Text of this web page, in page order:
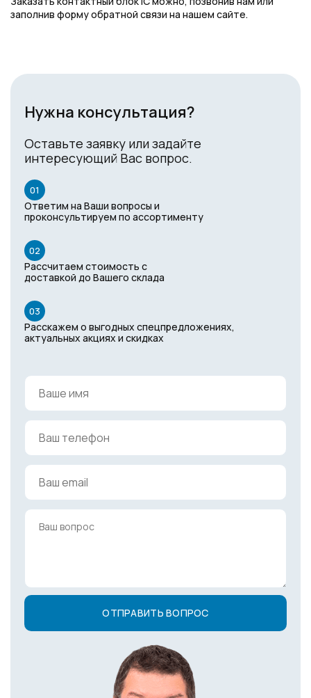
заполнив форму обратной связи на нашем сайте.
Нужна консультация?
Оставьте заявку или задайте
интересующий Вас вопрос.
01
Ответим на Ваши вопросы и
проконсультируем по ассортименту
02
Рассчитаем стоимость с
доставкой до Вашего склада
03
Расскажем о выгодных спецпредложениях,
актуальных акциях и скидках